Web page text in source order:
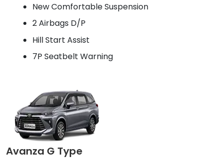
New Comfortable Suspension
2 Airbags D/P
Hill Start Assist
7P Seatbelt Warning
Avanza G Type